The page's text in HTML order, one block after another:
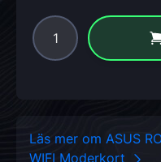
Läs mer om ASUS
WIFI Moderkort